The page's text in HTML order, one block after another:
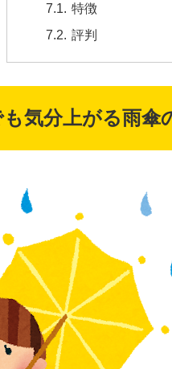
特徴
評判
気分上がる雨傘